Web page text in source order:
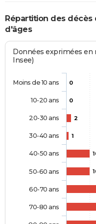
Répartition des décès
d'âges
Données exprimées en
Insee)
0
0
2
1
Moins de 10 ans
10-20 ans
20-30 ans
30-40 ans
40-50 ans
50-60 ans
60-70 ans
70-80 ans